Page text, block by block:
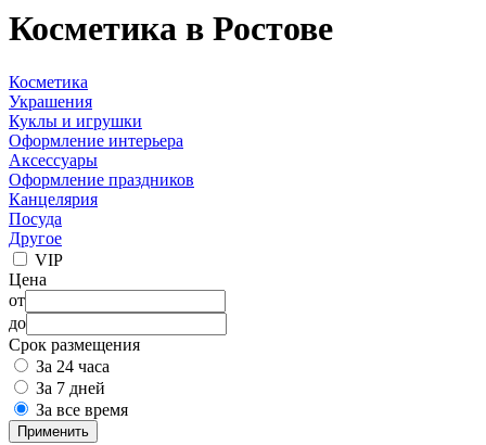
Косметика в Ростове
Косметика
Украшения
Куклы и игрушки
Оформление интерьера
Аксессуары
Оформление праздников
Канцелярия
Посуда
Другое
VIP
Цена
от
до
Срок размещения
За 24 часа
За 7 дней
За все время
Применить